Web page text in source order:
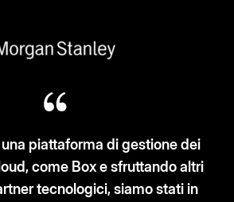
Box segue il modello "3S-3C":
scalabilità e sicurezza. Cloud,